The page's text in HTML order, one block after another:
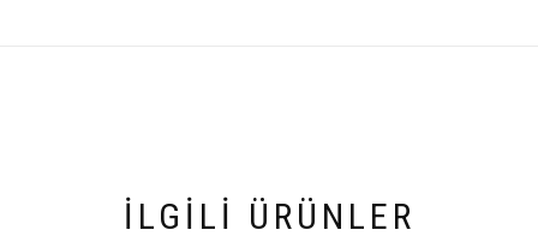
İLGILI ÜRÜNLER